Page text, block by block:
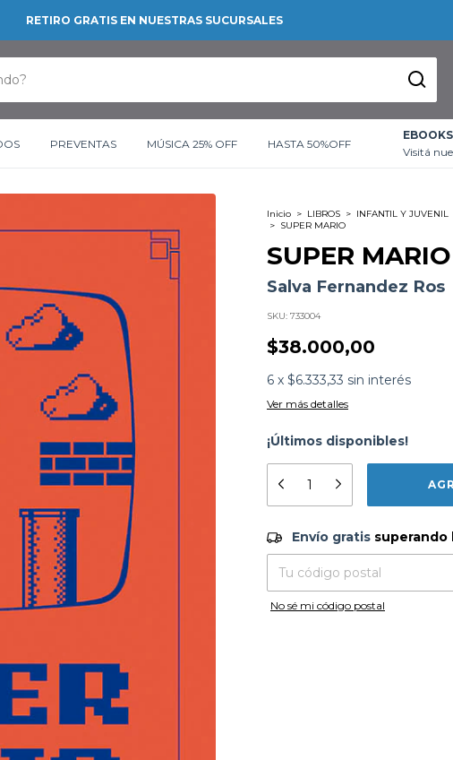
RETIRO GRATIS EN NUESTRAS SUCURSALES
PREVENTAS MÚSICA 25% OFF HASTA 50%OFF
Visitá
Inicio > LIBROS > INFANTIL Y JUVENIL
> SUPER MARIO
SUPER MARIO
Salva Fernandez Ros
SKU: 733004
$38.000,00
6 x $6.333,33 sin interés
Ver más detalles
¡Últimos disponibles!
Envío gratis
Entregas para el CP:
Envío gratis superando
No sé mi código postal